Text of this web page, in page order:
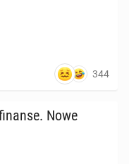
344
Nowe